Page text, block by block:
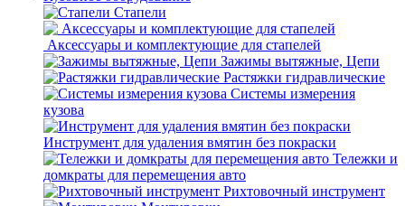
Стапели
Аксессуары и комплектующие для стапелей
Зажимы вытяжные, Цепи
Растяжки гидравлические
Системы измерения
кузова
Инструмент для удаления вмятин без покраски
Тележки и
домкраты для перемещения авто
Рихтовочный инструмент